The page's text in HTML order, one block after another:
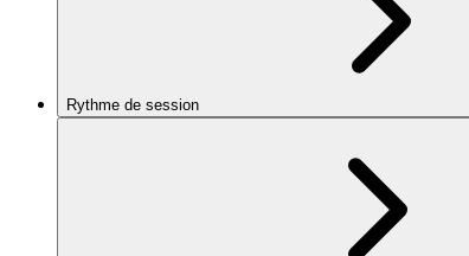
Rythme de session